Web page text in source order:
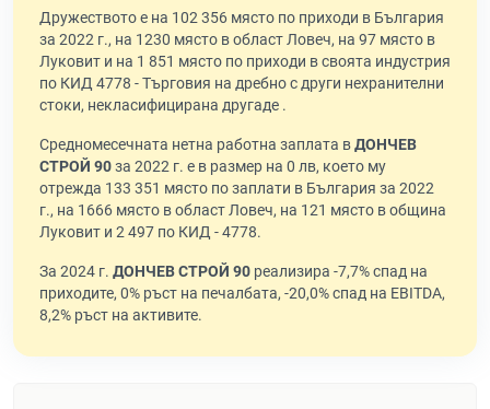
Дружеството е на 102 356 място по приходи в България
за 2022 г., на 1230 място в област Ловеч, на 97 място в
Луковит и на 1 851 място по приходи в своята индустрия
по КИД 4778 - Търговия на дребно с други нехранителни
стоки, некласифицирана другаде .
Средномесечната нетна работна заплата вДОНЧЕВ
СТРОЙ 90за 2022 г. е в размер на 0 лв, което му
отрежда 133 351 място по заплати в България за 2022
г., на 1666 място в област Ловеч, на 121 място в община
Луковит и 2 497 по КИД - 4778.
За 2024 г. ДОНЧЕВ СТРОЙ 90 реализира -7,7% спад на
приходите, 0% ръст на печалбата, -20,0% спад на EBITDA,
8,2% ръст на активите.